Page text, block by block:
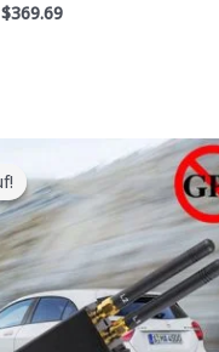
$369.69
ursprüngliche
Preis
war:
$159.00.
aktuelle
Preis
ist:
$89.58.